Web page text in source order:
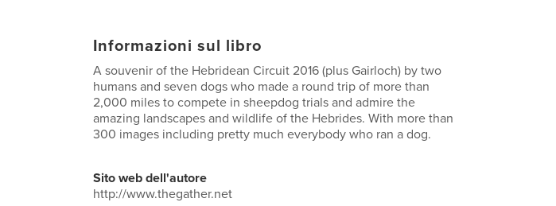
Informazioni sul libro
A souvenir of the Hebridean Circuit 2016 (plus Gairloch) by two
humans and seven dogs who made a round trip of more than
2,000 miles to compete in sheepdog trials and admire the
amazing landscapes and wildlife of the Hebrides. With more than
300 images including pretty much everybody who ran a dog.
Sito web dell'autore
http://www.thegather.net